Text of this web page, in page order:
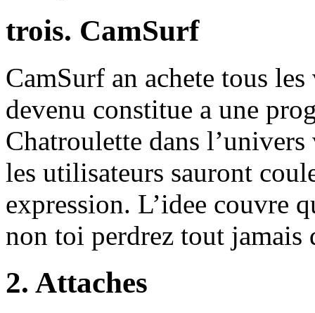
trois. CamSurf
CamSurf an achete tous
devenu constitue a une
Chatroulette dans
les utilisateurs sauront
expression. L’idee couvre
non toi perdrez tout jamais
2. Attaches